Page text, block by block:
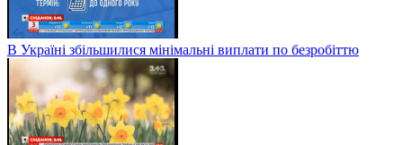
В Україні збільшилися мінімальні виплати по безробіттю